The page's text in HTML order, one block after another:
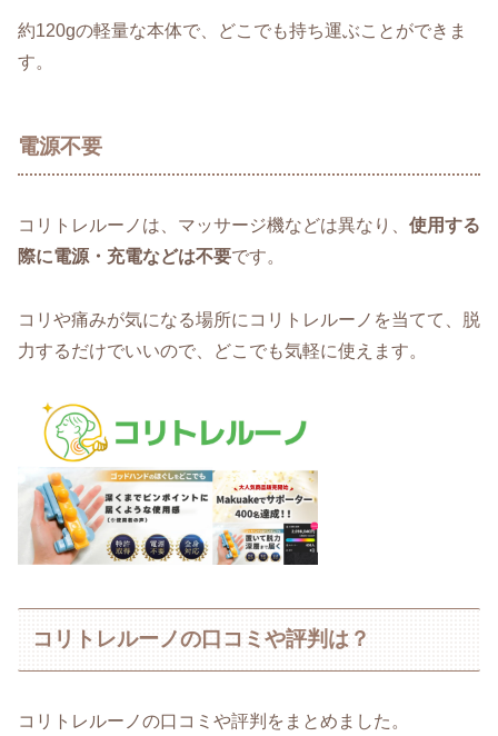
約120gの軽量な本体で、どこでも持ち運ぶことができま
す。
電源不要
コリトレルーノは、マッサージ機などは異なり、 使用する
際に電源・充電などは不要です。
コリや痛みが気になる場所にコリトレルーノを当てて、脱
力するだけでいいので、どこでも気軽に使えます。
コリトレルーノの口コミや評判は？
コリトレルーノの口コミや評判をまとめました。